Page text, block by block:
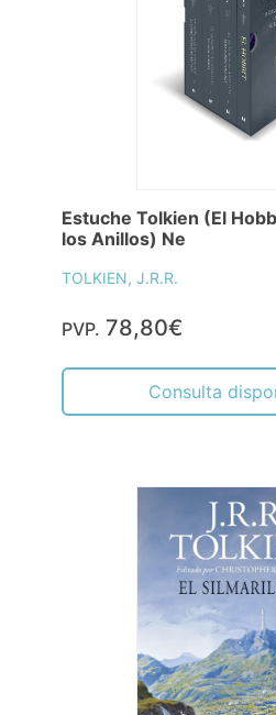
Estuche Tolkien (El
los Anillos) Ne
TOLKIEN, J.R.R.
PVP. 78,80€
Consulta